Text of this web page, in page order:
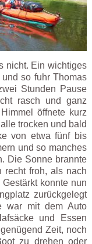
nicht. Ein wichtiges
so fuhr Thomas
Stunden Pause
rasch und ganz
öffnete kurz
trocken und bald
von etwa fünf bis
und so manches
Die Sonne brannte
recht froh, als nach
konnte nun
zurückgelegt
war mit dem Auto
und Essen
Zeit, noch
zu drehen oder